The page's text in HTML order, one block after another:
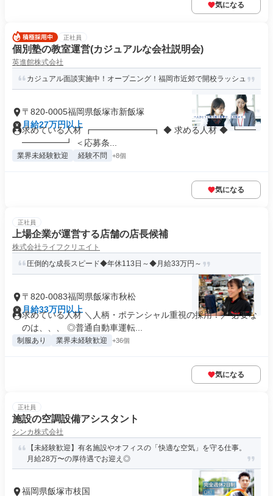
気になる
正社員
個別塾の教室運営(カジュアルな会社説明会)
英進館株式会社
カジュアル面談実施中！オープニング！福岡市近郊で開校ラッシュ
〒820-0005福岡県飯塚市新飯塚
月給27万円以上
求めている人材 ┏━━━━━━━┓ ◆ 求める人材 ◆ ┗━━
━━━━━┛ ＜応募条...
業界未経験歓迎 経験不問 +8個
気になる
正社員
上場企業が運営する店舗の店長候補
株式会社ライフクリエイト
圧倒的な成長スピード◆年休113日～◆月給33万円～
〒820-0083福岡県飯塚市秋松
月給33万円以上
求めている人材 ＼人柄・ポテンシャル重視の採用！／ 必要な
のは、、、 ◎普通自動車運転...
制服あり 業界未経験歓迎 +36個
気になる
正社員
施設の空調設備アシスタント
シンカ株式会社
【未経験歓迎】有名施設やオフィスの「快適な空気」を守る仕事。
月給28万〜の厚待遇でお迎え◎
福岡県飯塚市枝国